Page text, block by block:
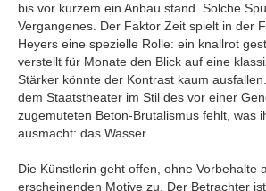
bis vor kurzem ein Anbau stand. Solche
Vergangenes. Der Faktor Zeit spielt in der
Heyers eine spezielle Rolle: ein knallrot
verstellt für Monate den Blick auf eine
Stärker könnte der Kontrast kaum
dem Staatstheater im Stil des vor einer
zugemuteten Beton-Brutalismus fehlt, was
ausmacht: das Wasser.
Die Künstlerin geht offen, ohne Vorbehalte
erscheinenden Motive zu. Der Betrachter